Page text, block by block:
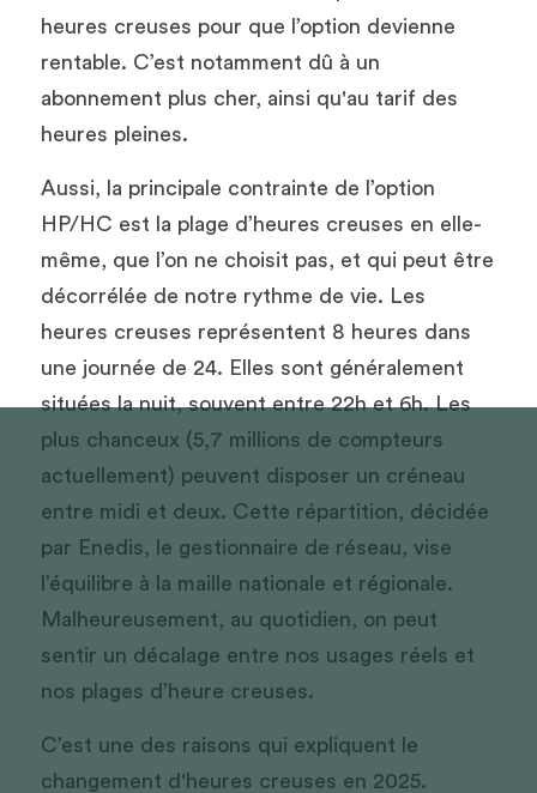
heures creuses pour que l’option devienne
rentable. C’est notamment dû à un
abonnement plus cher, ainsi qu'au tarif des
heures pleines.
Aussi, la principale contrainte de l’option
HP/HC est la plage d’heures creuses en elle-
même, que l’on ne choisit pas, et qui peut être
décorrélée de notre rythme de vie. Les
heures creuses représentent 8 heures dans
une journée de 24. Elles sont généralement
situées la nuit, souvent entre 22h et 6h. Les
plus chanceux (5,7 millions de compteurs
actuellement) peuvent disposer un créneau
entre midi et deux. Cette répartition, décidée
par Enedis, le gestionnaire de réseau, vise
l’équilibre à la maille nationale et régionale.
Malheureusement, au quotidien, on peut
sentir un décalage entre nos usages réels et
nos plages d’heure creuses.
C’est une des raisons qui expliquent le
changement d'heures creuses en 2025.